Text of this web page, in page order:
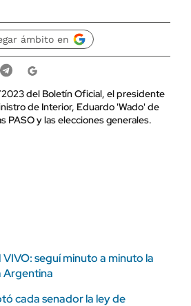
ámbito en
del Boletín Oficial, el presidente
de Interior, Eduardo 'Wado' de
PASO y las elecciones generales.
seguí minuto a minuto la
Argentina
cada senador la ley de